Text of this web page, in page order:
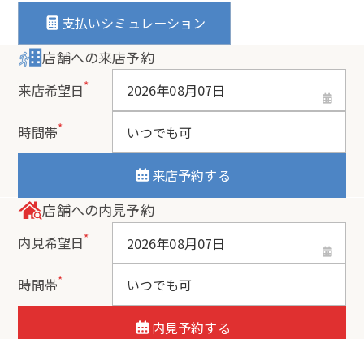
支払いシミュレーション
店舗への来店予約
来店希望日*
時間帯*
来店予約する
店舗への内見予約
内見希望日*
時間帯*
内見予約する